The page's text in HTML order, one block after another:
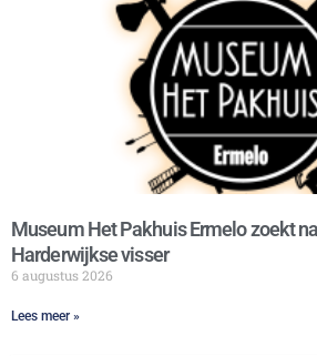
Museum Het Pakhuis Ermelo zoekt
Harderwijkse visser
6 augustus 2026
Lees meer »